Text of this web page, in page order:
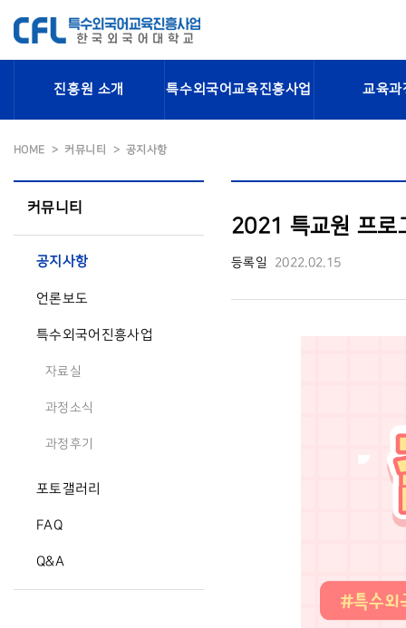
진흥원 소개 특수외국어교육진흥사업 교육과
HOME 커뮤니티 공지사항
커뮤니티
공지사항
언론보도
특수외국어진흥사업
자료실
과정소식
과정후기
포토갤러리
FAQ
Q&A
2021 특교원 프로
등록일 2022.02.15